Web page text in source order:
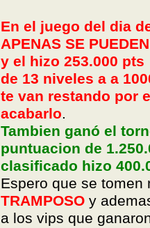
En el juego del dia
APENAS SE
y el hizo 253.000 pts
de 13 niveles a a
te van restando por
acabarlo.
Tambien ganó el
puntuacion de
clasificado hizo
Espero que se tomen
TRAMPOSO y
a los vips que